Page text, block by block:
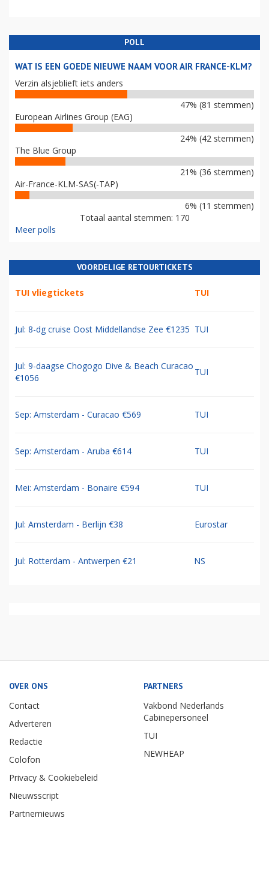
POLL
WAT IS EEN GOEDE NIEUWE NAAM VOOR AIR FRANCE-KLM?
Verzin alsjeblieft iets anders
47% (81 stemmen)
European Airlines Group (EAG)
24% (42 stemmen)
The Blue Group
21% (36 stemmen)
Air-France-KLM-SAS(-TAP)
6% (11 stemmen)
Totaal aantal stemmen: 170
Meer polls
VOORDELIGE RETOURTICKETS
TUI vliegtickets TUI
Jul: 8-dg cruise Oost Middellandse Zee €1235 TUI
Jul: 9-daagse Chogogo Dive & Beach Curacao
€1056
TUI
Sep: Amsterdam - Curacao €569 TUI
Sep: Amsterdam - Aruba €614 TUI
Mei: Amsterdam - Bonaire €594 TUI
Jul: Amsterdam - Berlijn €38 Eurostar
Jul: Rotterdam - Antwerpen €21 NS
OVER ONS
Contact
Adverteren
Redactie
Colofon
Privacy & Cookiebeleid
Nieuwsscript
Partnernieuws
PARTNERS
Vakbond Nederlands
Cabinepersoneel
TUI
NEWHEAP